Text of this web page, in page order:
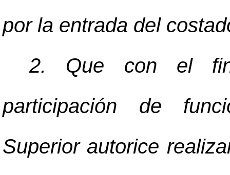
por la entrada del
2. Que con el
participación de
Superior autorice